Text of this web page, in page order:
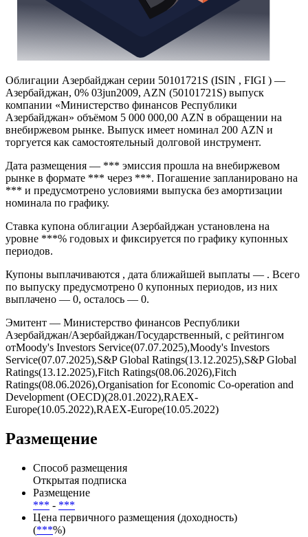
Облигации Азербайджан серии 50101721S (ISIN , FIGI ) —
Азербайджан, 0% 03jun2009, AZN (50101721S) выпуск
компании «Министерство финансов Республики
Азербайджан» объёмом 5 000 000,00 AZN в обращении на
внебиржевом рынке. Выпуск имеет номинал 200 AZN и
торгуется как самостоятельный долговой инструмент.
Дата размещения — *** эмиссия прошла на внебиржевом
рынке в формате *** через ***. Погашение запланировано на
*** и предусмотрено условиями выпуска без амортизации
номинала по графику.
Ставка купона облигации Азербайджан установлена на
уровне ***% годовых и фиксируется по графику купонных
периодов.
Купоны выплачиваются , дата ближайшей выплаты — . Всего
по выпуску предусмотрено 0 купонных периодов, из них
выплачено — 0, осталось — 0.
Эмитент — Министерство финансов Республики
Азербайджан/Азербайджан/Государственный, с рейтингом
отMoody's Investors Service(07.07.2025),Moody's Investors
Service(07.07.2025),S&P Global Ratings(13.12.2025),S&P Global
Ratings(13.12.2025),Fitch Ratings(08.06.2026),Fitch
Ratings(08.06.2026),Organisation for Economic Co-operation and
Development (OECD)(28.01.2022),RAEX-
Europe(10.05.2022),RAEX-Europe(10.05.2022)
Размещение
Способ размещения
Открытая подписка
Размещение
*** - ***
Цена первичного размещения (доходность)
(***%)